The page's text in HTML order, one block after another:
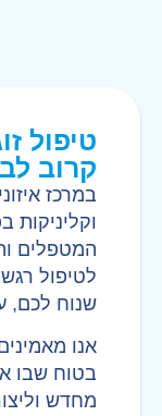
טיפול
קרוב
במרכז
המטפלים
לטיפול
שנוח לכם,
אנו
בטוח שבו
מחדש